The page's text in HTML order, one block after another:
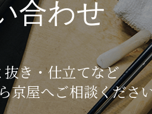
合わせ
き・仕立てなど
京屋へご相談くださ